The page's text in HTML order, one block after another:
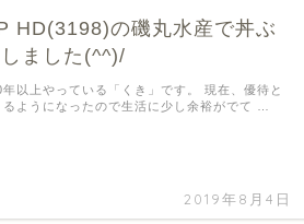
HD(3198)の磯丸水産で丼ぶ
ました(^^)/
2019年8月4日
以上やっている「くき」です。 現在、優待と
ようになったので生活に少し余裕がでて …